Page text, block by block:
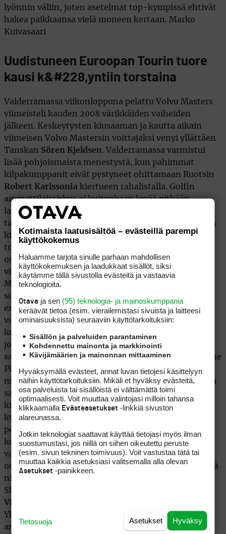
lyönnin väliin, joten asetelmat top-kympissä ehtivät
hakea paikkaansa vielä moneen kertaan. Marko
Kuivasaari
Uudistuneen Euroopan Tourin tuore
kausi k&#228,yntiin torstaina
Valderramassa viikonloppuna pelattu Volvo Masters
viimeisteli kauden 2008 värikkäiden vaiheiden
jälkeen. Keskeytysten kiusaaman ja kautta aikain
viimeisen Volvo Mastersin voittajaksi venyi yllättäen
Tanskan Sören Kjeldsen. Valderramassa varmistui
lisää pohjoismaista menestystä, kun pahimmat
kilpakumppanit eivät pystyneet ohittamaan Ruotsin
Robert Karlssonia kiertueen rahalistalla. Golfin
ammattilaissirkus ei kuitenkaan lepää pitkään
laakereillaan, kun edellisen viikonlopun ja kauden
tapahtumia ollaan jo vähitellen siirtämässä historian
kirjoihin. Uusi uljas kausi 2009 on valmis alkamaan
torstaina Shanghaissa, jossa nimekäs pelaajakaarti
osallistuu HSBC Championsiin. Kilpailun
viimevuotista voittoa puolustaa Phil Mickelson
Maailmanlistan kakkonen koki voittonsa tuolloin
suureksi helpotukseksi, sillä se oli hänen
ensimmäisensä Yhdysvaltain ulkopuolella sitten
vuoden 1993. ”Olin jo kyllästynyt lukemaan ja
kuulemaan voitottomuudestani USA:n ulkopuolella
joka kerta kun saavuin British Openiin”, Mickelson
sanoi. Tällä kaudella Northern Trust Openin ja Crowne
Plaza Invitationalin voittanut Mickelson ei pystynyt
monen odottamalla tavalla astumaanTiger Woodsin
saappaisiin, tämän vetäydyttyä loppukaudeksi
kilpakentiltä polvileikkauksen vuoksi. Mickelson ei
kyennyt edes ohittamaan vain kuusi kilpailua
pelannutta Woodsia PGA Tourin rahalistalla, vaan jäi
kolmanneksi. FedExCupin playoffeissa hän notkahti
vasta seitsemännelle tilalle. Kausi Yhdysvalloissa
onkin ollutVijay Singhinheiniä, joka kirjasi nimiinsä
niin rahalistan kuin FedExCupinkin voitot. Myös
Shanghaissa mukana olevat nuoret tähdet
Villegas
Yhdysvalloissa vähitellen vetovoimaisempaan
asemaan kuin Mickelson. Tästäkin huolimatta
Kotimaista laatusisältöä – evästeillä parempi
käyttökokemus
Haluamme tarjota sinulle parhaan mahdollisen
käyttökokemuksen ja laadukkaat sisällöt, siksi
käytämme tällä sivustolla evästeitä ja vastaavia
teknologioita.
Otava ja sen (95) teknologia- ja mainoskumppania
keräävät tietoa (esim. vierailemis­tasi sivuista ja laitteesi
ominaisuuk­sista) seuraaviin käyttötarkoituksiin:
Sisällön ja palveluiden parantaminen
Kohdennettu mainonta ja markkinointi
Kävijämäärien ja mainonnan mittaaminen
Hyväksymällä evästeet, annat luvan tietojesi käsittelyyn
näihin käyttötarkoituksiin. Mikäli et hyväksy evästeitä,
osa palveluista tai sisällöistä ei välttämättä toimi
optimaalisesti. Voit muuttaa valintojasi milloin tahansa
klikkaamalla Evästeasetukset -linkkiä sivuston
alareunassa.
Jotkin teknologiat saattavat käyttää tietojasi myös ilman
suostumustasi, jos niillä on siihen oikeutettu peruste
(esim. sivun tekninen toimivuus). Voit vastustaa tätä tai
muuttaa kaikkia asetuksiasi valitsemalla alla olevan
Asetukset -painikkeen.
Hyväksy
Asetukset
Tietosuoja